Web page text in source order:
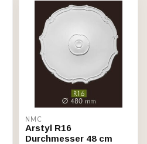
NMC
Arstyl R16
Durchmesser 48 cm